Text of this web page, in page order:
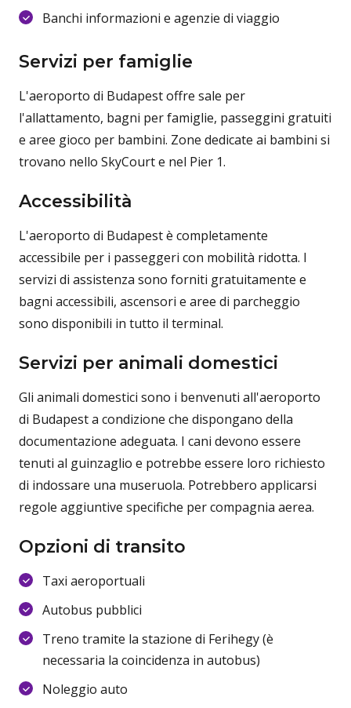
Banchi informazioni e agenzie di viaggio
Servizi per famiglie
L'aeroporto di Budapest offre sale per
l'allattamento, bagni per famiglie, passeggini gratuiti
e aree gioco per bambini. Zone dedicate ai bambini si
trovano nello SkyCourt e nel Pier 1.
Accessibilità
L'aeroporto di Budapest è completamente
accessibile per i passeggeri con mobilità ridotta. I
servizi di assistenza sono forniti gratuitamente e
bagni accessibili, ascensori e aree di parcheggio
sono disponibili in tutto il terminal.
Servizi per animali domestici
Gli animali domestici sono i benvenuti all'aeroporto
di Budapest a condizione che dispongano della
documentazione adeguata. I cani devono essere
tenuti al guinzaglio e potrebbe essere loro richiesto
di indossare una museruola. Potrebbero applicarsi
regole aggiuntive specifiche per compagnia aerea.
Opzioni di transito
Taxi aeroportuali
Autobus pubblici
Treno tramite la stazione di Ferihegy (è
necessaria la coincidenza in autobus)
Noleggio auto